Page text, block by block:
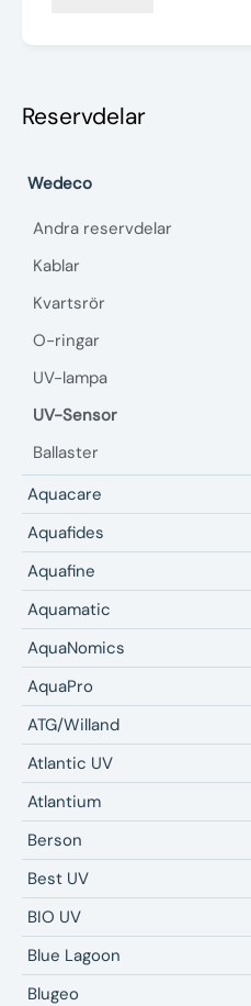
Aquacare
Aquafides
Aquafine
Aquamatic
AquaNomics
AquaPro
ATG/Willand
Atlantic UV
Atlantium
Berson
Best UV
BIO UV
Blue Lagoon
Blugeo
Wedeco
Andra reservdelar
Kablar
Kvartsrör
O-ringar
UV-lampa
UV-Sensor
Ballaster
Reservdelar